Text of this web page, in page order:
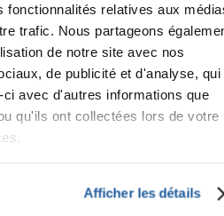
fonctionnalités relatives aux
trafic. Nous partageons
de notre site avec nos
de publicité et d'analyse, qui
avec d'autres informations que
qu'ils ont collectées lors de votre
Afficher les détails
Dorfstraße 94 15827 Blankenfelde-
FERA 24 UG.